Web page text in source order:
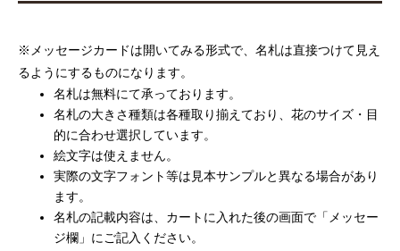
※メッセージカードは開いてみる形式で、名札は直接つけて見え
るようにするものになります。
名札は無料にて承っております。
名札の大きさ種類は各種取り揃えており、花のサイズ・目
的に合わせ選択しています。
絵文字は使えません。
実際の文字フォント等は見本サンプルと異なる場合があり
ます。
名札の記載内容は、カートに入れた後の画面で「メッセー
ジ欄」にご記入ください。